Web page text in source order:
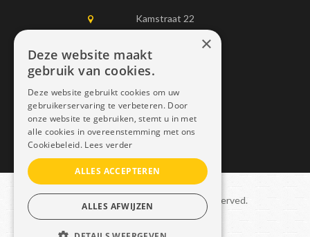
Kamstraat 22
1750 Lennik
0497452898
info@dais.be
Copyright © 2021 Dais. All rights reserved.
Sitemap–GDPR
×
Deze website maakt
gebruik van cookies.
Deze website gebruikt cookies om uw
gebruikerservaring te verbeteren. Door
onze website te gebruiken, stemt u in met
alle cookies in overeenstemming met ons
Cookiebeleid. Lees verder
ALLES ACCEPTEREN
ALLES AFWIJZEN